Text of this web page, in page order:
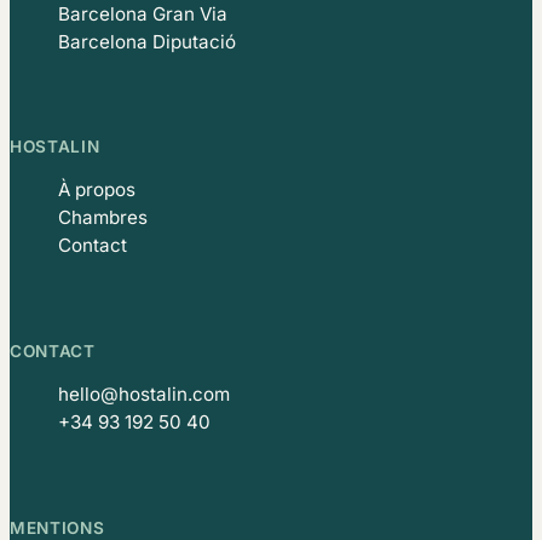
Barcelona Gran Via
Barcelona Diputació
HOSTALIN
À propos
Chambres
Contact
CONTACT
hello@hostalin.com
+34 93 192 50 40
MENTIONS